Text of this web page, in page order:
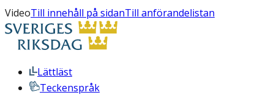
VideoTill innehåll på sidanTill anförandelistan
Lättläst
Teckenspråk